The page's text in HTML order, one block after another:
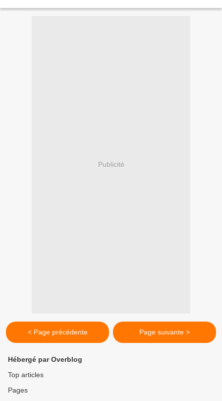
Publicité
< Page précédente Page suivante >
Hébergé par Overblog
Top articles
Pages